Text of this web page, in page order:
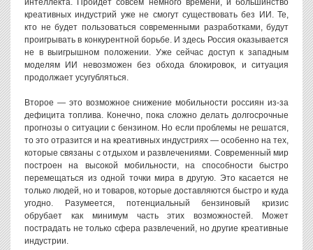
интеллекта. Пройдет совсем немного времени, и большинство
креативных индустрий уже не смогут существовать без ИИ. Те,
кто не будет пользоваться современными разработками, будут
проигрывать в конкурентной борьбе. И здесь Россия оказывается
не в выигрышном положении. Уже сейчас доступ к западным
моделям ИИ невозможен без обхода блокировок, и ситуация
продолжает усугубляться.
Второе — это возможное снижение мобильности россиян из-за
дефицита топлива. Конечно, пока сложно делать долгосрочные
прогнозы о ситуации с бензином. Но если проблемы не решатся,
то это отразится и на креативных индустриях — особенно на тех,
которые связаны с отдыхом и развлечениями. Современный мир
построен на высокой мобильности, на способности быстро
перемещаться из одной точки мира в другую. Это касается не
только людей, но и товаров, которые доставляются быстро и куда
угодно. Разумеется, потенциальный бензиновый кризис
обрубает как минимум часть этих возможностей. Может
пострадать не только сфера развлечений, но другие креативные
индустрии.